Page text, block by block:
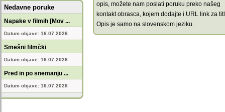
Nedavne poruke
Napake v filmih [Mov ...
Datum objave: 16.07.2026
Smešni filmčki
Datum objave: 16.07.2026
Pred in po snemanju ...
Datum objave: 16.07.2026
opis, možete nam poslati poruku preko našeg
kontakt obrasca, kojem dodajte i URL link za
Opis je samo na slovenskom jeziku.